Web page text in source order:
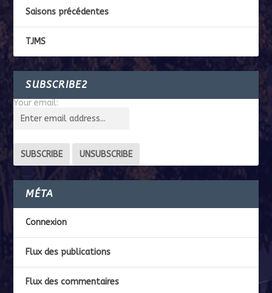
Saisons précédentes
TJMS
SUBSCRIBE2
Your email:
MÉTA
Connexion
Flux des publications
Flux des commentaires